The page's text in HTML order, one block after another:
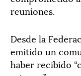
reuniones.
Desde la
emitido un
haber recibido